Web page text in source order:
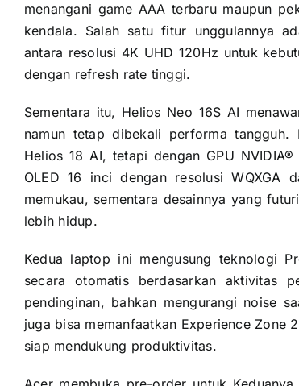
menangani game AAA terbaru maupun
kendala. Salah satu fitur unggulannya
antara resolusi 4K UHD 120Hz untuk
dengan refresh rate tinggi.
Sementara itu, Helios Neo 16S AI
namun tetap dibekali performa
Helios 18 AI, tetapi dengan GPU
OLED 16 inci dengan resolusi WQXGA
memukau, sementara desainnya yang
lebih hidup.
Kedua laptop ini mengusung teknologi
secara otomatis berdasarkan aktivitas
pendinginan, bahkan mengurangi noise
juga bisa memanfaatkan Experience Zone
siap mendukung produktivitas.